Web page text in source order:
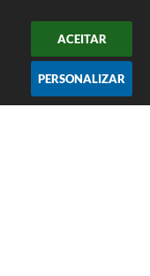
ACEITAR
PERSONALIZAR